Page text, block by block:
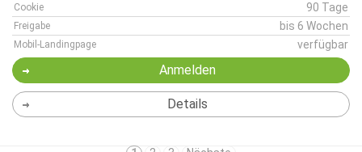
Cookie 90 Tage
Freigabe bis 6 Wochen
Mobil-Landingpage verfügbar
Anmelden
Details